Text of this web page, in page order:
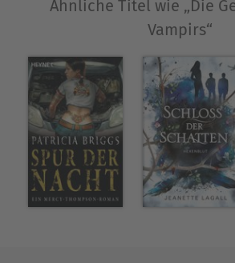
Ähnliche Titel wie „Die
Vampirs“